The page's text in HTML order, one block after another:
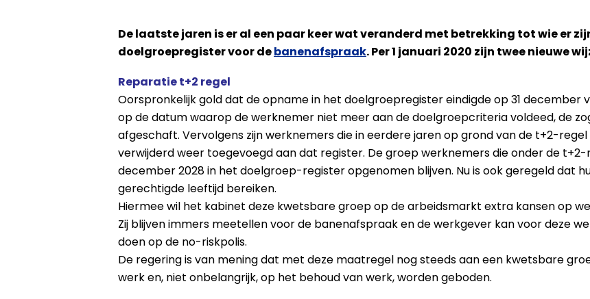
De laatste jaren is er al een paar keer wat veranderd met betrekking tot wie er
doelgroepregister voor debanenafspraak. Per 1 januari 2020 zijn twee nieuwe
Reparatie t+2 regel
Oorspronkelijk gold dat de opname in het doelgroepregister eindigde op 31 december
op de datum waarop de werknemer niet meer aan de doelgroepcriteria voldeed, de
afgeschaft. Vervolgens zijn werknemers die in eerdere jaren op grond van de t+2-
verwijderd weer toegevoegd aan dat register. De groep werknemers die onder de t+2-
december 2028 in het doelgroep-register opgenomen blijven. Nu is ook geregeld dat
gerechtigde leeftijd bereiken.
Hiermee wil het kabinet deze kwetsbare groep op de arbeidsmarkt extra kansen op
Zij blijven immers meetellen voor de banenafspraak en de werkgever kan voor deze
doen op de no-riskpolis.
De regering is van mening dat met deze maatregel nog steeds aan een kwetsbare
werk en, niet onbelangrijk, op het behoud van werk, worden geboden.